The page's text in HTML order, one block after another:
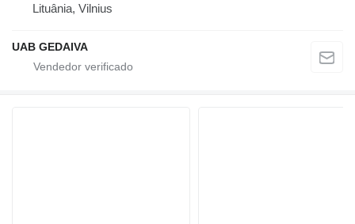
Lituânia, Vilnius
UAB GEDAIVA